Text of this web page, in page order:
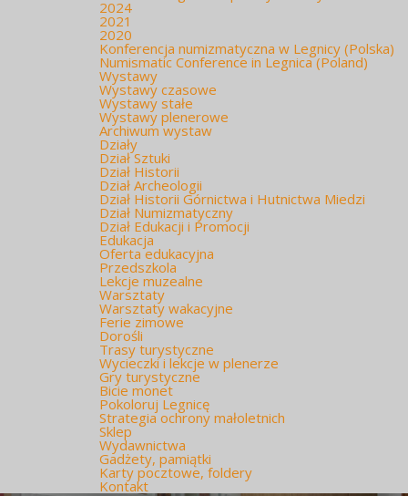
2024
2021
2020
Konferencja numizmatyczna w Legnicy (Polska)
Numismatic Conference in Legnica (Poland)
Wystawy
Wystawy czasowe
Wystawy stałe
Wystawy plenerowe
Archiwum wystaw
Działy
Dział Sztuki
Dział Historii
Dział Archeologii
Dział Historii Górnictwa i Hutnictwa Miedzi
Dział Numizmatyczny
Dział Edukacji i Promocji
Edukacja
Oferta edukacyjna
Przedszkola
Lekcje muzealne
Warsztaty
Warsztaty wakacyjne
Ferie zimowe
Dorośli
Trasy turystyczne
Wycieczki i lekcje w plenerze
Gry turystyczne
Bicie monet
Pokoloruj Legnicę
Strategia ochrony małoletnich
Sklep
Wydawnictwa
Gadżety, pamiątki
Karty pocztowe, foldery
Kontakt